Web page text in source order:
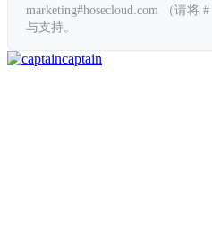
marketing#hosecloud.com （请将
与支持。
captain